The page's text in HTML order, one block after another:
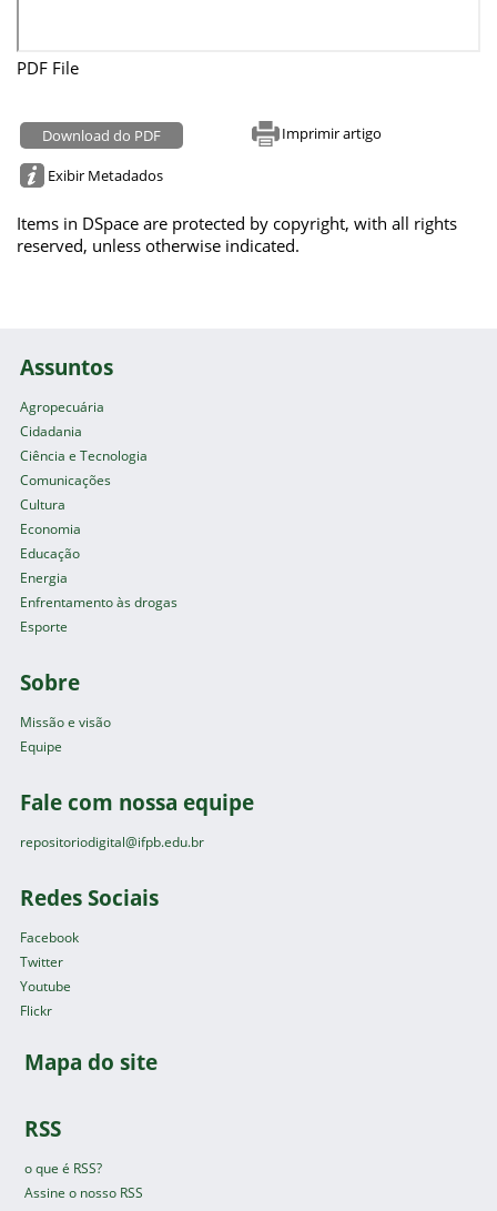
PDF File
Download do PDF Imprimir artigo
Exibir Metadados
Items in DSpace are protected by copyright, with all rights
reserved, unless otherwise indicated.
Assuntos
Agropecuária
Cidadania
Ciência e Tecnologia
Comunicações
Cultura
Economia
Educação
Energia
Enfrentamento às drogas
Esporte
Sobre
Missão e visão
Equipe
Fale com nossa equipe
repositoriodigital@ifpb.edu.br
Redes Sociais
Facebook
Twitter
Youtube
Flickr
Mapa do site
RSS
o que é RSS?
Assine o nosso RSS